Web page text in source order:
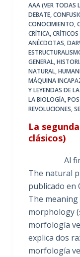
AAA (VER TODAS
DEBATE,
CONOCIMIENTO,
CRÍTICA,
ANÉCDOTAS,
GENERAL,
NATURAL,
MÁQUINA
Y LEYENDAS DE
LA BIOLOGÍA,
REVOLUCIONES,
La
clásicos)
Al final
The natural
publicado en
The
morphology
morfología
explica dos
morfología